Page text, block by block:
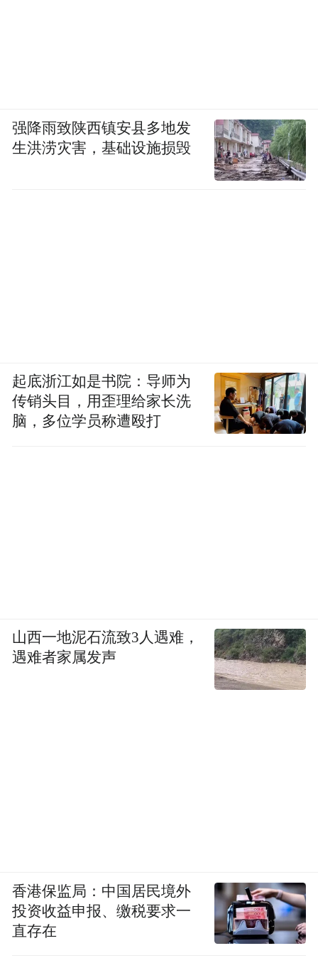
强降雨致陕西镇安县多地发
生洪涝灾害，基础设施损毁
起底浙江如是书院：导师为
传销头目，用歪理给家长洗
脑，多位学员称遭殴打
山西一地泥石流致3人遇难，
遇难者家属发声
香港保监局：中国居民境外
投资收益申报、缴税要求一
直存在